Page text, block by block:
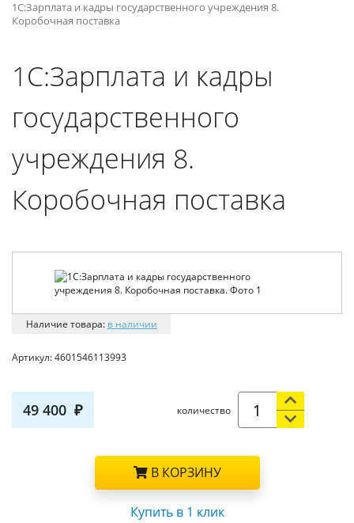
1С:Зарплата и кадры государственного учреждения 8.
Коробочная поставка
1С:Зарплата и кадры
государственного
учреждения 8.
Коробочная поставка
Наличие товара: в наличии
Артикул:4601546113993
49 400 количество
В КОРЗИНУ
Купить в 1 клик